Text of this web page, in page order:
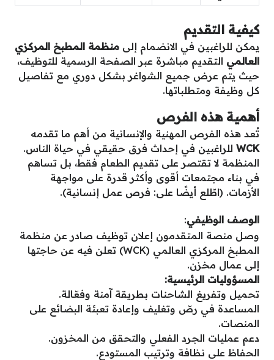
كيفية التقديم
يمكن للراغبين في الانضمام إلى منظمة المطبخ المركزي
العالمي التقديم مباشرة عبر الصفحة الرسمية للتوظيف،
حيث يتم عرض جميع الشواغر بشكل دوري مع تفاصيل
كل وظيفة ومتطلباتها.
أهمية هذه الفرص
تُعد هذه الفرص المهنية والإنسانية من أهم ما تقدمه
WCK للراغبين في إحداث فرق حقيقي في حياة الناس.
المنظمة لا تقتصر على تقديم الطعام فقط، بل تساهم
في بناء مجتمعات أقوى وأكثر قدرة على مواجهة
الأزمات. (اطّلع أيضًا على: فرص عمل إنسانية).
الوصف الوظيفي:
وصل منصة المتقدمون إعلان توظيف صادر عن منظمة
المطبخ المركزي العالمي (WCK) تعلن فيه عن حاجتها
إلى عمال مخزن.
المسؤوليات الرئيسية:
تحميل وتفريغ الشاحنات بطريقة آمنة وفعّالة.
المساعدة في رصّ وتغليف وإعادة تعبئة البضائع على
المنصات.
دعم عمليات الجرد الفعلي والتحقق من المخزون.
الحفاظ على نظافة وترتيب المستودع.